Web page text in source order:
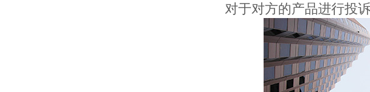
对于对方的产品进行投诉